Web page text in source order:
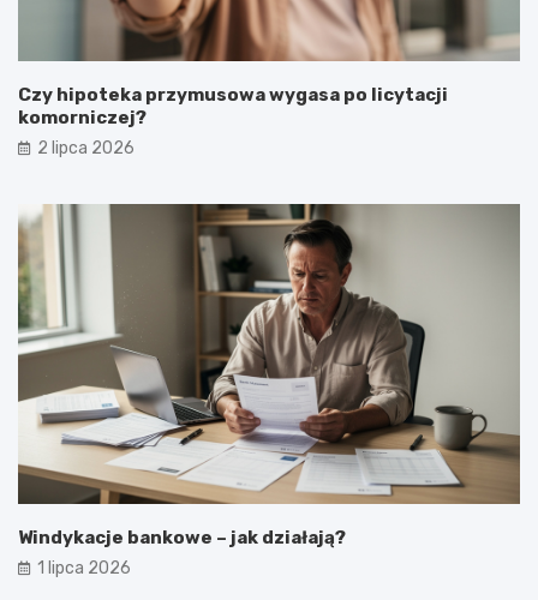
Czy hipoteka przymusowa wygasa po licytacji
komorniczej?
2 lipca 2026
Windykacje bankowe – jak działają?
1 lipca 2026